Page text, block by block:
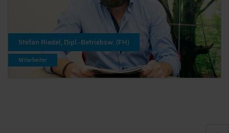
Stefan Riedel, Dipl.-Betriebsw. (FH)
Mitarbeiter